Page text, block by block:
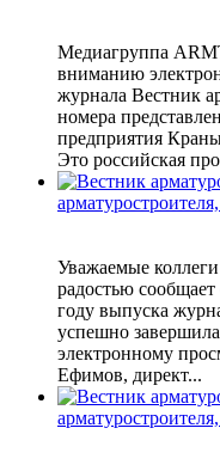
Медиагруппа
вниманию
журнала Вестник
номера
предприятия
Это российская
Уважаемые
радостью
году выпуска
успешно
электронному
Ефимов, директ...